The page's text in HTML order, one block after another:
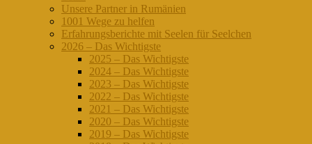
Unsere Partner in Rumänien
1001 Wege zu helfen
Erfahrungsberichte mit Seelen für Seelchen
2026 – Das Wichtigste
2025 – Das Wichtigste
2024 – Das Wichtigste
2023 – Das Wichtigste
2022 – Das Wichtigste
2021 – Das Wichtigste
2020 – Das Wichtigste
2019 – Das Wichtigste